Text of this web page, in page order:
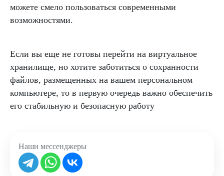
можете смело пользоваться современными
возможностями.
Если вы еще не готовы перейти на виртуальное
хранилище, но хотите заботиться о сохранности
файлов, размещенных на вашем персональном
компьютере, то в первую очередь важно обеспечить
его стабильную и безопасную работу
Наши мессенджеры